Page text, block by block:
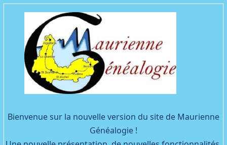
Bienvenue sur la nouvelle version du site de Maurienne
Généalogie !
Facebook
YouTube